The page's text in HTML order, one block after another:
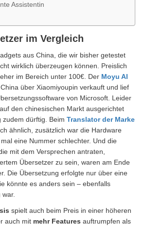
Assistentin
im Vergleich
aus China, die wir bisher getestet
wirklich überzeugen können. Preislich
im Bereich unter 100€. Der Moyu AI
über Xiaomiyoupin verkauft und lief
von Microsoft. Leider
den chinesischen Markt ausgerichtet
zudem dürftig. Beim Translator der Marke
ähnlich, zusätzlich war die Hardware
eine Nummer schlechter. Und die
die mit dem Versprechen antraten,
Übersetzer zu sein, waren am Ende
Die Übersetzung erfolgte nur über eine
könnte es anders sein – ebenfalls
spielt auch beim Preis in einer höheren
auch mit mehr Features auftrumpfen als